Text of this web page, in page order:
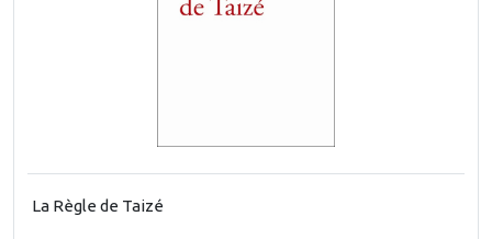
La Règle de Taizé